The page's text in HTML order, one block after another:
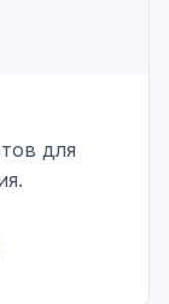
для